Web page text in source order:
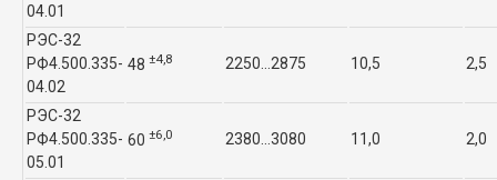
04.01
РЭС-32
РФ4.500.335-
04.02
48 ±4,8 2250…2875 10,5 2,5
РЭС-32
РФ4.500.335-
05.01
60 ±6,0 2380…3080 11,0 2,0